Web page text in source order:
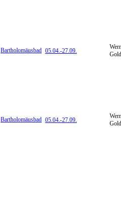
Bartholomäusbad 05.04.-27.09.
Bartholomäusbad 05.04.-27.09.